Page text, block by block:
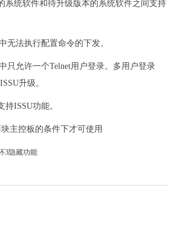
系统软件和待升级版本的系统软件之间支持
无法执行配置命令的下发。
只允许一个Telnet用户登录。多用户登录
升级。
ISSU功能。
主控板的条件下才可使用
3隐藏功能